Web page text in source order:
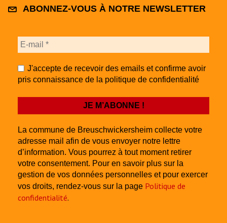
ABONNEZ-VOUS À NOTRE NEWSLETTER
J'accepte de recevoir des emails et confirme avoir
pris connaissance de la politique de confidentialité
La commune de Breuschwickersheim collecte votre
adresse mail afin de vous envoyer notre lettre
d’information. Vous pourrez à tout moment retirer
votre consentement. Pour en savoir plus sur la
gestion de vos données personnelles et pour exercer
vos droits, rendez-vous sur la page Politique de
confidentialité.